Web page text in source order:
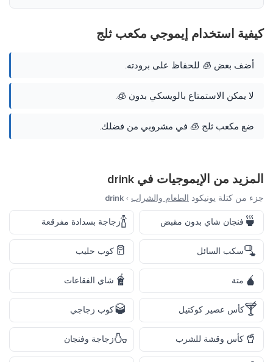
كيفية استخدام إيموجي مكعب ثلج
أضف بعض 🧊 للحفاظ على برودته.
لا يمكن الاستمتاع بالويسكي بدون 🧊.
ضع مكعب ثلج 🧊 في مشروبي من فضلك.
المزيد من الإيموجيات في drink
جزء من كتلة يونيكود الطعام والشراب ›
drink
🍵 فنجان شاي بدون مقبض 🍾زجاجة بسدادة مفرقعة
🫗سكب السائل 🥛 كوب حليب
🧉 متة 🧋 شاي الفقاعات
🍸كأس عصير كوكتيل 🥃كوب زجاجي
🥤 كأس وقشة للشرب 🍶زجاجة وفنجان